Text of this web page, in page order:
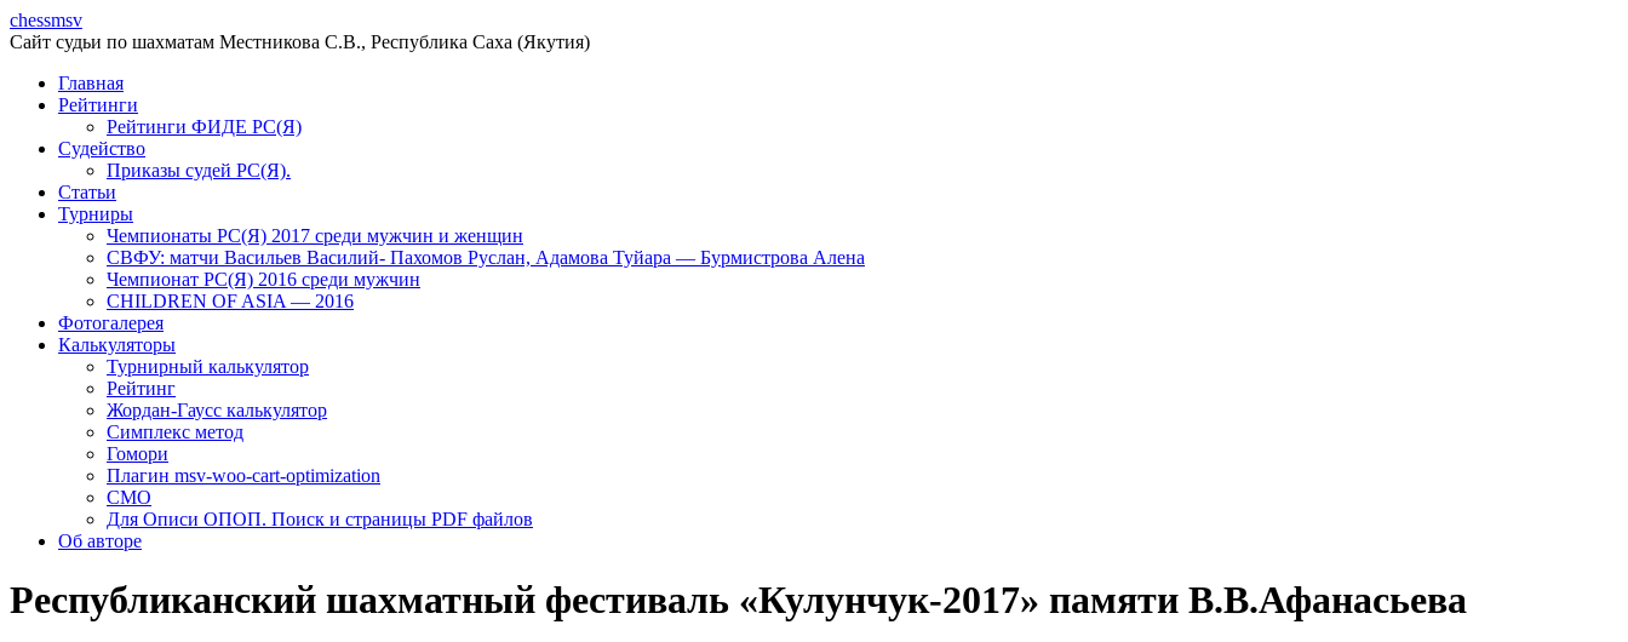
chessmsv
Сайт судьи по шахматам Местникова С.В., Республика Саха (Якутия)
Главная
Рейтинги
Рейтинги ФИДЕ РС(Я)
Судейство
Приказы судей РС(Я).
Статьи
Турниры
Чемпионаты РС(Я) 2017 среди мужчин и женщин
СВФУ: матчи Васильев Василий- Пахомов Руслан, Адамова Туйара — Бурмистрова Алена
Чемпионат РС(Я) 2016 среди мужчин
CHILDREN OF ASIA — 2016
Фотогалерея
Калькуляторы
Турнирный калькулятор
Рейтинг
Жордан-Гаусс калькулятор
Симплекс метод
Гомори
Плагин msv-woo-cart-optimization
СМО
Для Описи ОПОП. Поиск и страницы PDF файлов
Об авторe
Республиканский шахматный фестиваль «Кулунчук-2017» памяти В.В.Афанасьева